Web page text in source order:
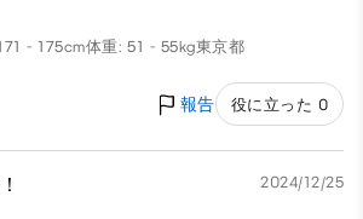
- 175cm体重: 51 - 55kg東京都
報告 役に立った 0
2024/12/25